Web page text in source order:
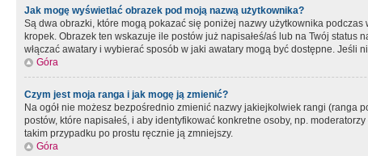
Jak mogę wyświetlać obrazek pod moją nazwą użytkownika?
Są dwa obrazki, które mogą pokazać się poniżej nazwy użytkownika
kropek. Obrazek ten wskazuje ile postów już napisałeś/aś lub na Twój
włączać awatary i wybierać sposób w jaki awatary mogą być dostępne. Jeśli
Góra
Czym jest moja ranga i jak mogę ją zmienić?
Na ogół nie możesz bezpośrednio zmienić nazwy jakiejkolwiek rangi
postów, które napisałeś, i aby identyfikować konkretne osoby, np.
takim przypadku po prostu ręcznie ją zmniejszy.
Góra